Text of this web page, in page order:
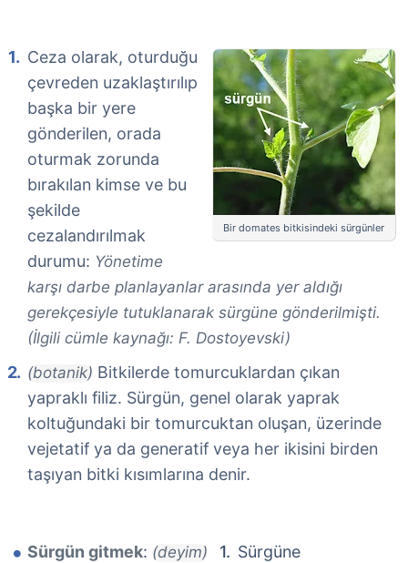
Bir domates bitkisindeki sürgünler
Ceza olarak, oturduğu
çevreden uzaklaştırılıp
başka bir yere
gönderilen, orada
oturmak zorunda
bırakılan kimse ve bu
şekilde
cezalandırılmak
durumu: Yönetime
karşı darbe planlayanlar arasında yer aldığı
gerekçesiyle tutuklanarak sürgüne gönderilmişti.
(İlgili cümle kaynağı: F. Dostoyevski)
(botanik) Bitkilerde tomurcuklardan çıkan
yapraklı filiz. Sürgün, genel olarak yaprak
koltuğundaki bir tomurcuktan oluşan, üzerinde
vejetatif ya da generatif veya her ikisini birden
taşıyan bitki kısımlarına denir.
Sürgün gitmek: (deyim)
Sürgüne